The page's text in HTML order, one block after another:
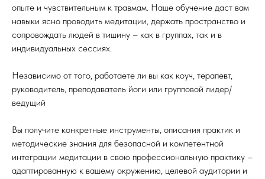
опыте и чувствительным к травмам. Наше обучение даст вам
навыки ясно проводить медитации, держать пространство и
сопровождать людей в тишину – как в группах, так и в
индивидуальных сессиях.
Независимо от того, работаете ли вы как коуч, терапевт,
руководитель, преподаватель йоги или групповой лидер/
ведущий
Вы получите конкретные инструменты, описания практик и
методические знания для безопасной и компетентной
интеграции медитации в свою профессиональную практику –
адаптированную к вашему окружению, целевой аудитории и